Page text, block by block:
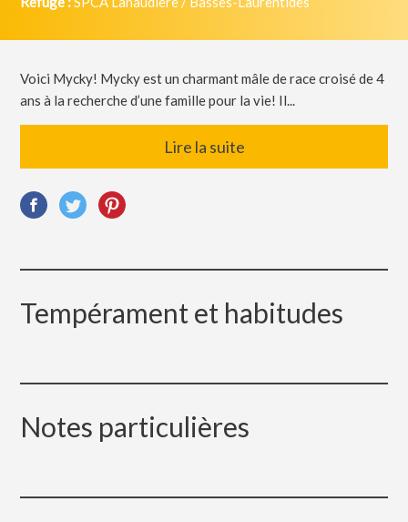
Voici Mycky! Mycky est un charmant mâle de race croisé de 4
ans à la recherche d’une famille pour la vie! Il...
Lire la suite
Tempérament et habitudes
Notes particulières